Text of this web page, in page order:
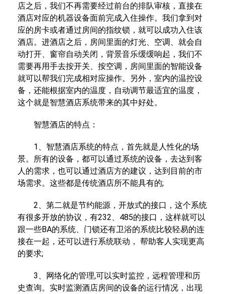
店之后，我们不再需要经过前台的排队审核，直接在
酒店对应的机器设备面前完成入住操作。我们拿到对
应的房卡或者通过房间的指纹锁，就可以成功入住该
酒店。进酒店之后，房间里面的灯光、空调、就会自
动打开、窗帘自动关闭，背景音乐缓缓响起，我们不
需要再用手去按开关、按空调，房间里面的智能设备
就可以帮我们完成相对应操作。另外，室内的温控设
备，还能根据室内的温度，自动调节最适宜的温度，
这个就是智慧酒店系统带来的其中好处。
智慧酒店的特点：
1、智慧酒店系统的特点，首先就是人性化的场
景。所有的设备，都可以通过系统的设备，去达到客
人的需求，也可以通过酒店方的建议，达到目前的市
场需求。这些都是传统酒店所不能具有的;
2、第二就是节约能源，开放式的接口，这个系统
有很多开放的协议，有232、485的接口，这样就可以
跟一些BA的系统、门锁还有卫浴的系统比较轻易的连
接在一起，还可以进行系统联动， 帮助客人实现更高
的要求;
3、网络化的管理,可以实时监控，远程管理和历
史查询。实时监测酒店房间的设备的运行情况，出现